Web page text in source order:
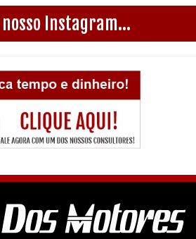
Instagram...